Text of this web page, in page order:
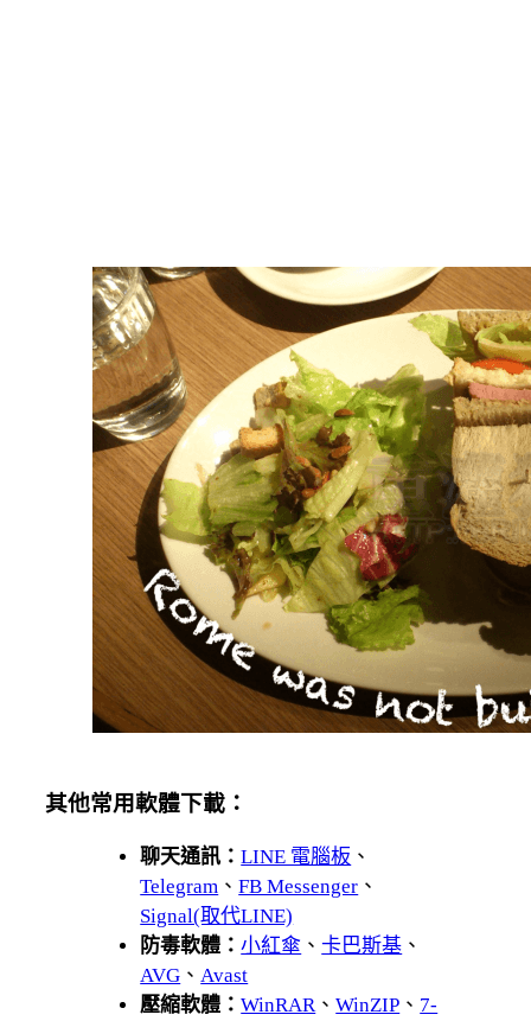
其他常用軟體下載：
聊天通訊：LINE 電腦板 、
Telegram 、FB Messenger 、
Signal(取代LINE)
防毒軟體：小紅傘 、卡巴斯基 、
AVG 、 Avast
壓縮軟體：WinRAR 、WinZIP 、 7-